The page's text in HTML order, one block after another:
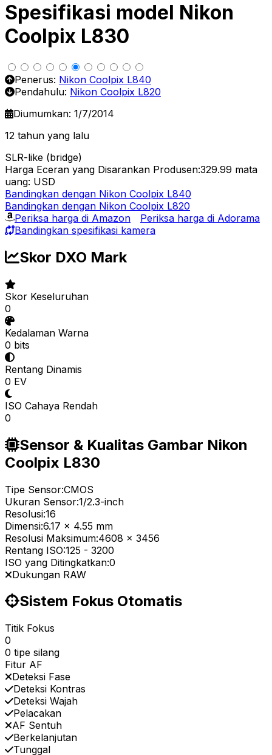
Spesifikasi model Nikon
Coolpix L830
Penerus: Nikon Coolpix L840
Pendahulu: Nikon Coolpix L820
Diumumkan: 1/7/2014
12 tahun yang lalu
SLR-like (bridge)
Harga Eceran yang Disarankan Produsen:329.99 mata
uang: USD
Bandingkan dengan Nikon Coolpix L840
Bandingkan dengan Nikon Coolpix L820
Periksa harga di Amazon
Periksa harga di Adorama
Bandingkan spesifikasi kamera
Skor DXO Mark
Skor Keseluruhan
0
Kedalaman Warna
0 bits
Rentang Dinamis
0 EV
ISO Cahaya Rendah
0
Sensor & Kualitas Gambar Nikon
Coolpix L830
Tipe Sensor:CMOS
Ukuran Sensor:1/2.3-inch
Resolusi:16
Dimensi:6.17 x 4.55 mm
Resolusi Maksimum:4608 x 3456
Rentang ISO:125 - 3200
ISO yang Ditingkatkan:0
Dukungan RAW
Sistem Fokus Otomatis
Titik Fokus
0
0 tipe silang
Fitur AF
Deteksi Fase
Deteksi Kontras
Deteksi Wajah
Pelacakan
AF Sentuh
Berkelanjutan
Tunggal